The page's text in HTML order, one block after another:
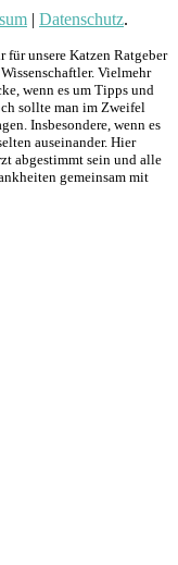
| Datenschutz.
für unsere Katzen Ratgeber
Vielmehr
wenn es um Tipps und
sollte man im Zweifel
Insbesondere, wenn es
auseinander. Hier
abgestimmt sein und alle
gemeinsam mit